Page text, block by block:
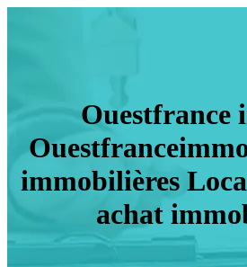
Ouestfrance
im­mobi­lières
achat